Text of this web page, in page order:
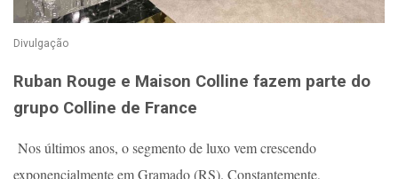
Divulgação
Ruban Rouge e Maison Colline fazem parte do
grupo Colline de France
Nos últimos anos, o segmento de luxo vem crescendo
exponencialmente em Gramado (RS). Constantemente,